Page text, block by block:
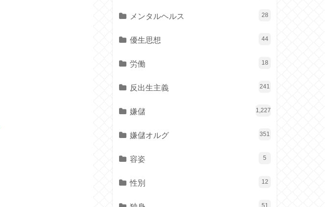
メンタルヘルス 28
優生思想 44
労働 18
反出生主義 241
嫌儲 1,227
嫌儲オルグ 351
容姿 5
性別 12
51